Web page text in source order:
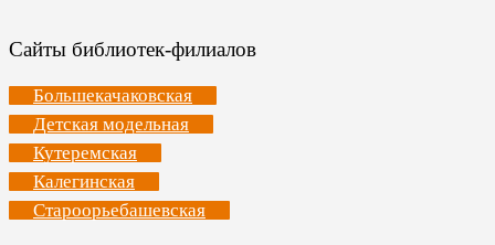
Сайты библиотек-филиалов
Большекачаковская
Детская модельная
Кутеремская
Калегинская
Староорьебашевская